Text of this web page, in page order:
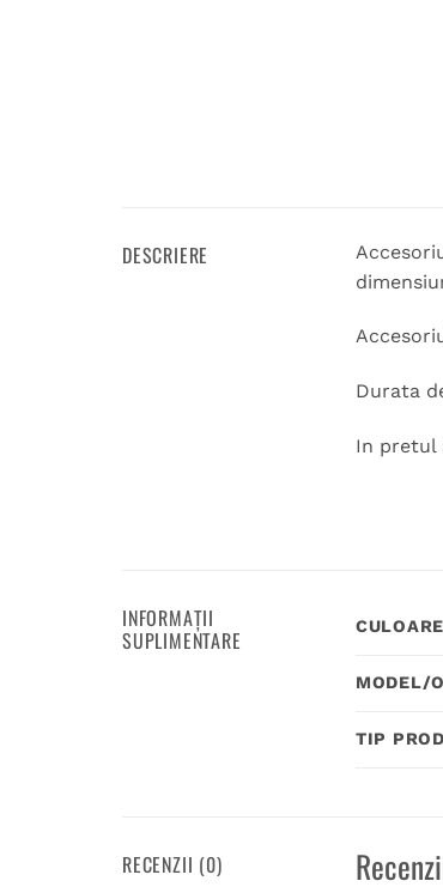
DESCRIERE
Durata
In pretul
INFORMAȚII
SUPLIMENTARE CULOARE
MODEL/
TIP
RECENZII (0)